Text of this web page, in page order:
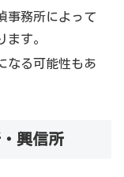
事務所によって
ます。
なる可能性もあ
興信所